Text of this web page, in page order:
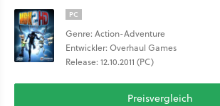
PC
Genre: Action-Adventure
Entwickler: Overhaul Games
Release: 12.10.2011 (PC)
Preisvergleich